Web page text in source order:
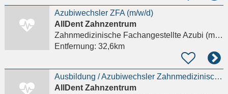
Azubiwechsler ZFA (m/w/d)
AllDent Zahnzentrum
Zahnmedizinische Fachangestellte Azubi (m/w/d)
Entfernung: 32,6km
Ausbildung / Azubiwechsler Zahnmedizinische Fachangestellte / ZFA (m/w/d)
AllDent Zahnzentrum